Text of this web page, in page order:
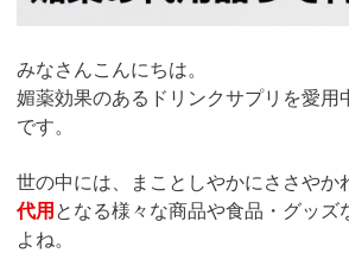
みなさんこんにちは。
媚薬効果のあるドリンクサプリを愛用
です。
世の中には、まことしやかにささやか
代用となる様々な商品や食品・グッズ
よね。